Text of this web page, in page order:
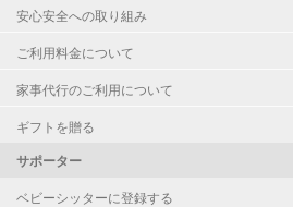
安心安全への取り組み
ご利用料金について
家事代行のご利用について
ギフトを贈る
サポーター
ベビーシッターに登録する